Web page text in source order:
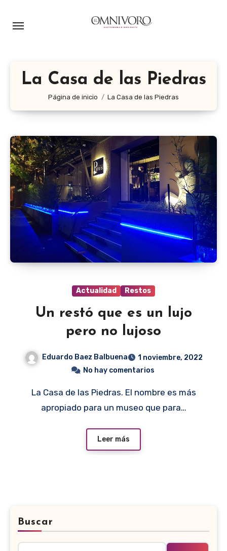
La Casa de las Piedras
Página de inicio La Casa de las Piedras
Actualidad Restos
Un restó que es un lujo
pero no lujoso
Eduardo Baez Balbuena
1 noviembre, 2022
No hay comentarios
La Casa de las Piedras. El nombre es más
apropiado para un museo que para…
Leer más
Buscar